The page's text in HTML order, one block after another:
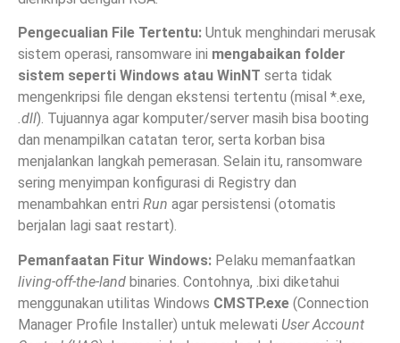
Pengecualian File Tertentu: Untuk menghindari merusak
sistem operasi, ransomware ini mengabaikan folder
sistem seperti Windows atau WinNT serta tidak
mengenkripsi file dengan ekstensi tertentu (misal *.exe,
.dll). Tujuannya agar komputer/server masih bisa booting
dan menampilkan catatan teror, serta korban bisa
menjalankan langkah pemerasan. Selain itu, ransomware
sering menyimpan konfigurasi di Registry dan
menambahkan entri Run agar persistensi (otomatis
berjalan lagi saat restart).
Pemanfaatan Fitur Windows: Pelaku memanfaatkan
living-off-the-land binaries. Contohnya, .bixi diketahui
menggunakan utilitas Windows CMSTP.exe (Connection
Manager Profile Installer) untuk melewati User Account